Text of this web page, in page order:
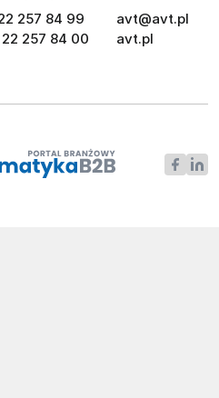
257 84 99
257 84 00
avt@avt.pl
avt.pl